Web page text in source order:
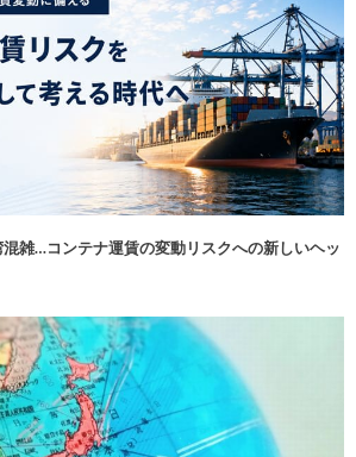
雑…コンテナ運賃の変動リスクへの新しいヘッ